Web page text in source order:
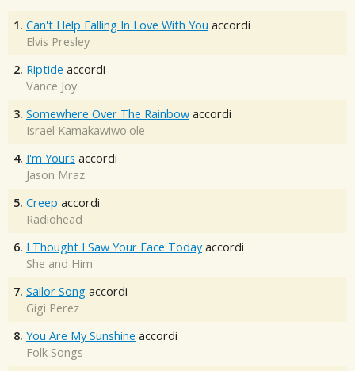
1. Can't Help Falling In Love With You accordi
Elvis Presley
2. Riptide accordi
Vance Joy
3. Somewhere Over The Rainbow accordi
Israel Kamakawiwo'ole
4. I'm Yours accordi
Jason Mraz
5. Creep accordi
Radiohead
6. I Thought I Saw Your Face Today accordi
She and Him
7. Sailor Song accordi
Gigi Perez
8. You Are My Sunshine accordi
Folk Songs